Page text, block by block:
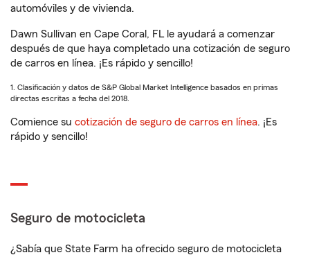
automóviles y de vivienda.
Dawn Sullivan en Cape Coral, FL le ayudará a comenzar
después de que haya completado una cotización de seguro
de carros en línea. ¡Es rápido y sencillo!
1. Clasificación y datos de S&P Global Market Intelligence basados en primas
directas escritas a fecha del 2018.
Comience su cotización de seguro de carros en línea. ¡Es
rápido y sencillo!
Seguro de motocicleta
¿Sabía que State Farm ha ofrecido seguro de motocicleta